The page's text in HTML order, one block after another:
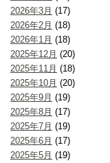
2026年3月 (17)
2026年2月 (18)
2026年1月 (18)
2025年12月 (20)
2025年11月 (18)
2025年10月 (20)
2025年9月 (19)
2025年8月 (17)
2025年7月 (19)
2025年6月 (17)
2025年5月 (19)